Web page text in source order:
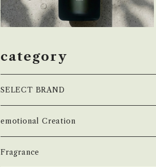
category
SELECT BRAND
çanoma
香水
Earl of East
emotional Creation
Vintage
Fragrance